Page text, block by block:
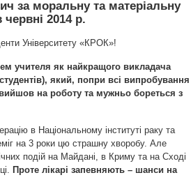
за моральну та матеріальну
червні 2014 р.
Університету «КРОК»!
учителя як найкращого викладача
який, попри всі випробування
вийшов на роботу та мужньо бореться з
в Національному інституті раку та
на 3 роки цю страшну хворобу. Але
подій на Майдані, в Криму та на Сході
Проте лікарі запевняють – шанси на